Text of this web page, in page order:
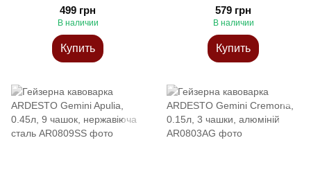
алюминий, бамбук
499 грн
В наличии
Купить
алюминий, бамбук
579 грн
В наличии
Купить